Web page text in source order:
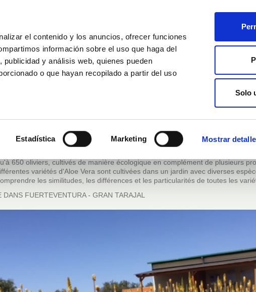
el contenido y los anuncios, ofrecer funciones
información sobre el uso que haga del
y análisis web, quienes pueden
o que hayan recopilado a partir del uso
Estadística Marketing Mostrar
Solo
visite DAKAR FOR LIFE
à Fuerteventura, dans la zone de La Fuentita, à 10 minutes de la plage de
650 oliviers, cultivés de manière écologique en complément de plusieurs
variétés d'Aloe Vera sont cultivées dans un jardin avec diverses
les similitudes, les différences et les particularités de toutes les
FUERTEVENTURA - GRAN TARAJAL